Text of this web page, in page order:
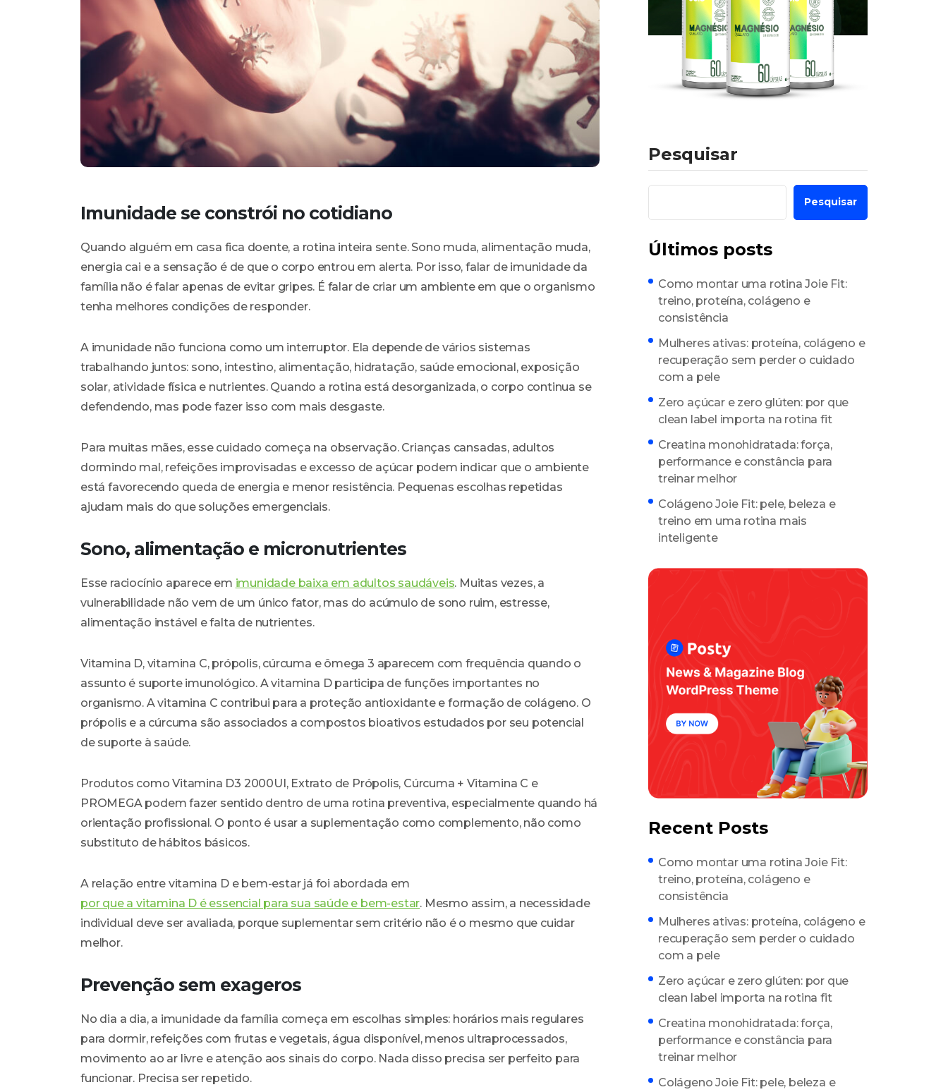
Imunidade se constrói no cotidiano
Quando alguém em casa fica doente, a rotina inteira sente. Sono muda, alimentação muda,
energia cai e a sensação é de que o corpo entrou em alerta. Por isso, falar de imunidade da
família não é falar apenas de evitar gripes. É falar de criar um ambiente em que o organismo
tenha melhores condições de responder.
A imunidade não funciona como um interruptor. Ela depende de vários sistemas
trabalhando juntos: sono, intestino, alimentação, hidratação, saúde emocional, exposição
solar, atividade física e nutrientes. Quando a rotina está desorganizada, o corpo continua se
defendendo, mas pode fazer isso com mais desgaste.
Para muitas mães, esse cuidado começa na observação. Crianças cansadas, adultos
dormindo mal, refeições improvisadas e excesso de açúcar podem indicar que o ambiente
está favorecendo queda de energia e menor resistência. Pequenas escolhas repetidas
ajudam mais do que soluções emergenciais.
Sono, alimentação e micronutrientes
Esse raciocínio aparece em imunidade baixa em adultos saudáveis. Muitas vezes, a
vulnerabilidade não vem de um único fator, mas do acúmulo de sono ruim, estresse,
alimentação instável e falta de nutrientes.
Vitamina D, vitamina C, própolis, cúrcuma e ômega 3 aparecem com frequência quando o
assunto é suporte imunológico. A vitamina D participa de funções importantes no
organismo. A vitamina C contribui para a proteção antioxidante e formação de colágeno. O
própolis e a cúrcuma são associados a compostos bioativos estudados por seu potencial
de suporte à saúde.
Produtos como Vitamina D3 2000UI, Extrato de Própolis, Cúrcuma + Vitamina C e
PROMEGA podem fazer sentido dentro de uma rotina preventiva, especialmente quando há
orientação profissional. O ponto é usar a suplementação como complemento, não como
substituto de hábitos básicos.
A relação entre vitamina D e bem-estar já foi abordada em
por que a vitamina D é essencial para sua saúde e bem-estar. Mesmo assim, a necessidade
individual deve ser avaliada, porque suplementar sem critério não é o mesmo que cuidar
melhor.
Prevenção sem exageros
No dia a dia, a imunidade da família começa em escolhas simples: horários mais regulares
para dormir, refeições com frutas e vegetais, água disponível, menos ultraprocessados,
movimento ao ar livre e atenção aos sinais do corpo. Nada disso precisa ser perfeito para
funcionar. Precisa ser repetido.
Pesquisar
Pesquisar
Últimos posts
Como montar uma rotina Joie Fit:
treino, proteína, colágeno e
consistência
Mulheres ativas: proteína, colágeno e
recuperação sem perder o cuidado
com a pele
Zero açúcar e zero glúten: por que
clean label importa na rotina fit
Creatina monohidratada: força,
performance e constância para
treinar melhor
Colágeno Joie Fit: pele, beleza e
treino em uma rotina mais
inteligente
Recent Posts
Como montar uma rotina Joie Fit:
treino, proteína, colágeno e
consistência
Mulheres ativas: proteína, colágeno e
recuperação sem perder o cuidado
com a pele
Zero açúcar e zero glúten: por que
clean label importa na rotina fit
Creatina monohidratada: força,
performance e constância para
treinar melhor
Colágeno Joie Fit: pele, beleza e